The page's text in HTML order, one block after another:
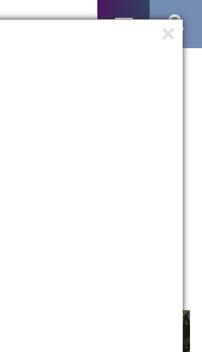
o Salão Universitário
ensino no
o
Universitário